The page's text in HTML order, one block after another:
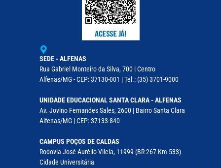
SEDE - ALFENAS
Rua Gabriel Monteiro da Silva, 700 | Centro
Alfenas/MG - CEP: 37130-001 | Tel.: (35) 3701-9000
UNIDADE EDUCACIONAL SANTA CLARA - ALFENAS
Av. Jovino Fernandes Sales, 2600 | Bairro Santa Clara
Alfenas/MG | CEP: 37133-840
CAMPUS POÇOS DE CALDAS
Rodovia José Aurélio Vilela, 11999 (BR 267 Km 533)
Cidade Universitária